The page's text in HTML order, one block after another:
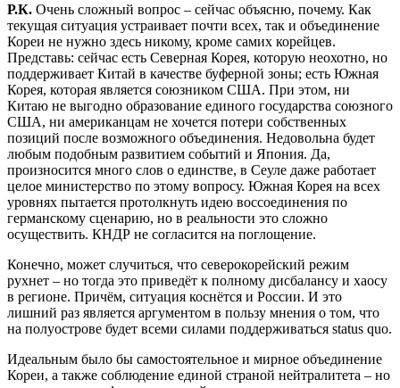
Р.К. Очень сложный вопрос – сейчас объясню, почему. Как
текущая ситуация устраивает почти всех, так и объединение
Кореи не нужно здесь никому, кроме самих корейцев.
Представь: сейчас есть Северная Корея, которую неохотно, но
поддерживает Китай в качестве буферной зоны; есть Южная
Корея, которая является союзником США. При этом, ни
Китаю не выгодно образование единого государства союзного
США, ни американцам не хочется потери собственных
позиций после возможного объединения. Недовольна будет
любым подобным развитием событий и Япония. Да,
произносится много слов о единстве, в Сеуле даже работает
целое министерство по этому вопросу. Южная Корея на всех
уровнях пытается протолкнуть идею воссоединения по
германскому сценарию, но в реальности это сложно
осуществить. КНДР не согласится на поглощение.
Конечно, может случиться, что северокорейский режим
рухнет – но тогда это приведёт к полному дисбалансу и хаосу
в регионе. Причём, ситуация коснётся и России. И это
лишний раз является аргументом в пользу мнения о том, что
на полуострове будет всеми силами поддерживаться status quo.
Идеальным было бы самостоятельное и мирное объединение
Кореи, а также соблюдение единой страной нейтралитета – но